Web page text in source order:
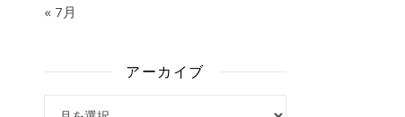
« 7月
アーカイブ